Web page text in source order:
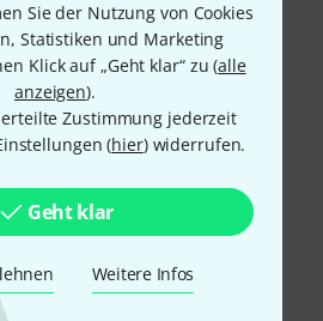
Sie der Nutzung von Cookies
Statistiken und Marketing
Klick auf „Geht klar“ zu (alle
anzeigen).
Zustimmung jederzeit
(hier) widerrufen.
Geht klar
Weitere Infos
und sicher per Nachnahme,
Pay,Klarna Sofort bezahlen
Kreditkarte.
Garantie